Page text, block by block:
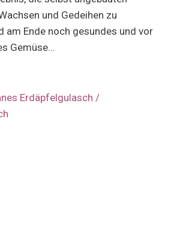
und Gedeihen zu
am Ende noch gesundes und vor
Gemüse…